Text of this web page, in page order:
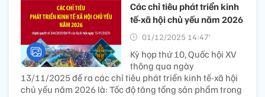
Các chỉ tiêu phát triển kinh
tế-xã hội chủ yếu năm 2026
01/12/2025 14:47’
Kỳ họp thứ 10, Quốc hội XV
thông qua ngày
13/11/2025 đề ra các chỉ tiêu phát triển kinh tế-xã hội
chủ yếu năm 2026 là: Tốc độ tăng tổng sản phẩm trong